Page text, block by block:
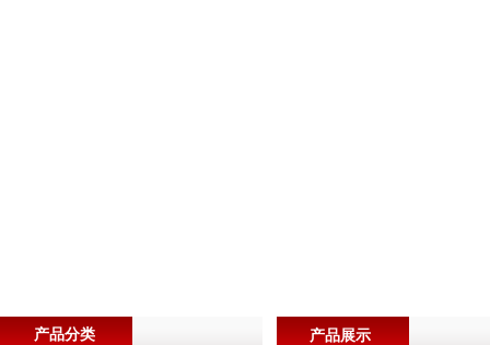
产品展示
产品分类